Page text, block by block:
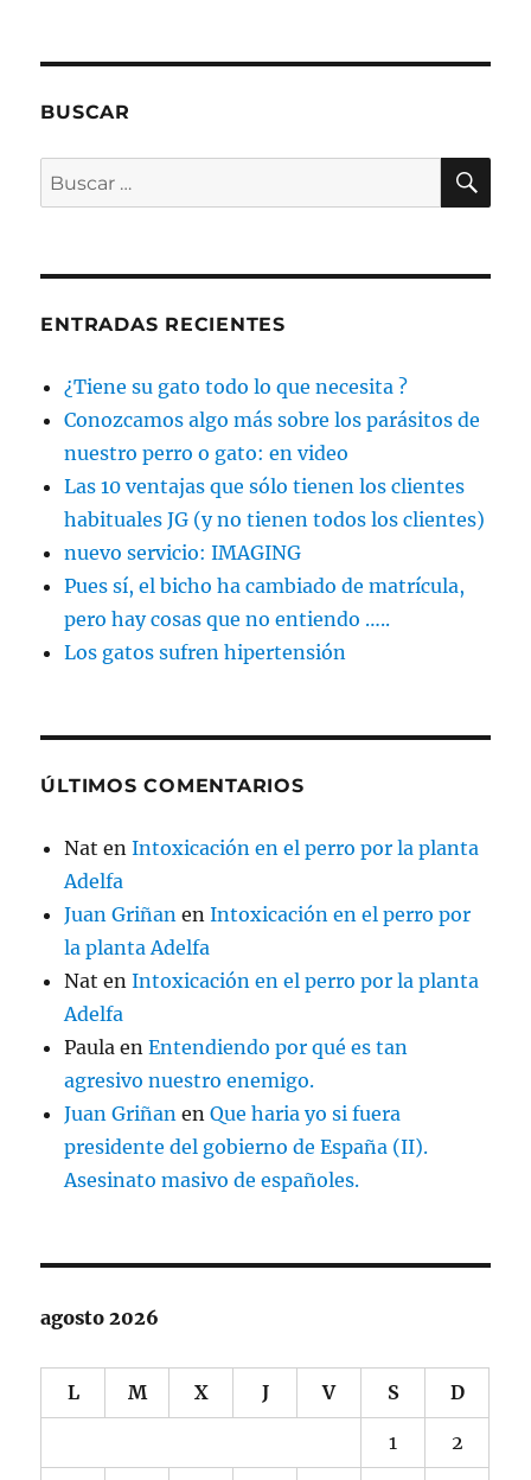
BUSCAR
Buscar
por:
ENTRADAS RECIENTES
¿Tiene su gato todo lo que necesita ?
Conozcamos algo más sobre los parásitos de
nuestro perro o gato: en video
Las 10 ventajas que sólo tienen los clientes
habituales JG (y no tienen todos los clientes)
nuevo servicio: IMAGING
Pues sí, el bicho ha cambiado de matrícula,
pero hay cosas que no entiendo …..
Los gatos sufren hipertensión
ÚLTIMOS COMENTARIOS
Nat enIntoxicación en el perro por la planta
Adelfa
Juan Griñan enIntoxicación en el perro por
la planta Adelfa
Nat enIntoxicación en el perro por la planta
Adelfa
Paula enEntendiendo por qué es tan
agresivo nuestro enemigo.
Juan Griñan enQue haria yo si fuera
presidente del gobierno de España (II).
Asesinato masivo de españoles.
agosto 2026
L M X J V S D
1 2